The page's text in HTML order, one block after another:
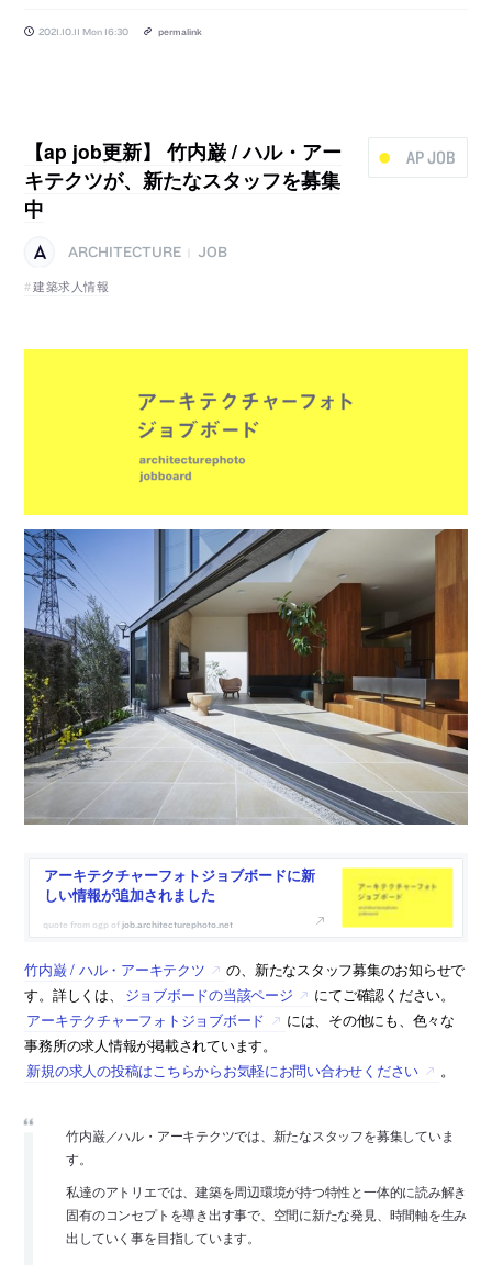
2021.10.11 Mon 16:30 permalink
AP JOB
【ap job更新】 竹内巌 / ハル・アー
キテクツが、新たなスタッフを募集
中
ARCHITECTURE
JOB
建築求人情報
アーキテクチャーフォトジョブボードに新
しい情報が追加されました
job.architecturephoto.net
竹内巌 / ハル・アーキテクツ
の、新たなスタッフ募集のお知らせで
す。詳しくは、
ジョブボードの当該ページ
にてご確認ください。
アーキテクチャーフォトジョブボード
には、その他にも、色々な
事務所の求人情報が掲載されています。
新規の求人の投稿はこちらからお気軽にお問い合わせください
。
竹内巌／ハル・アーキテクツでは、新たなスタッフを募集していま
す。
私達のアトリエでは、建築を周辺環境が持つ特性と一体的に読み解き
固有のコンセプトを導き出す事で、空間に新たな発見、時間軸を生み
出していく事を目指しています。